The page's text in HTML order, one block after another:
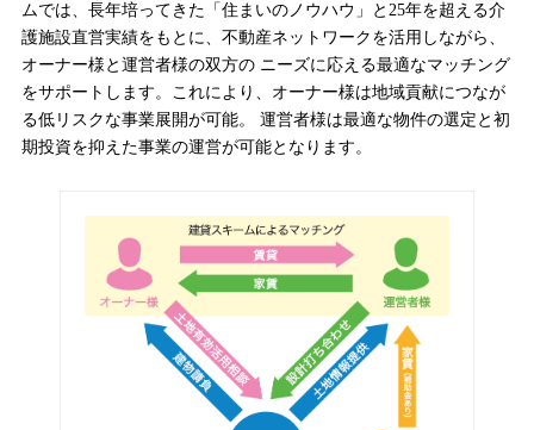
ムでは、長年培ってきた「住まいのノウハウ」と25年を超える介
護施設直営実績をもとに、不動産ネットワークを活用しながら、
オーナー様と運営者様の双方の ニーズに応える最適なマッチング
をサポートします。これにより、オーナー様は地域貢献につなが
る低リスクな事業展開が可能。 運営者様は最適な物件の選定と初
期投資を抑えた事業の運営が可能となります。